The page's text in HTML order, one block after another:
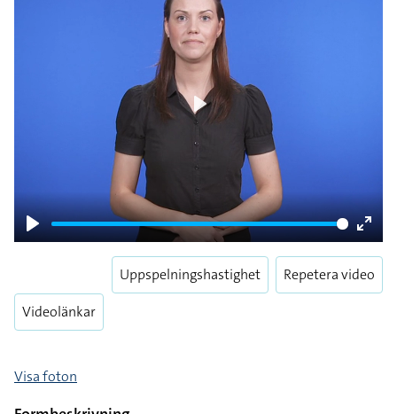
Play
Enter
Play
Videolänkar
Uppspelningshastighet Repetera video
Visa foton